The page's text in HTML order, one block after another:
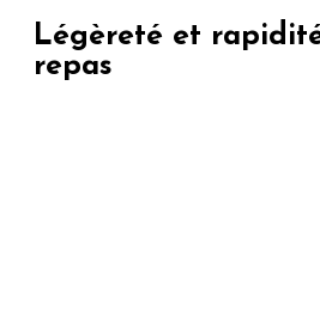
Légèreté et
repas